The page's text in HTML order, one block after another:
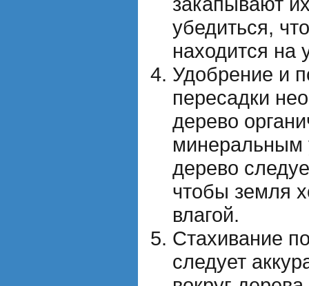
убедиться,
находится на
Удобрение и
пересадки
дерево
минеральным
дерево
чтобы земля
влагой.
Стахивание
следует